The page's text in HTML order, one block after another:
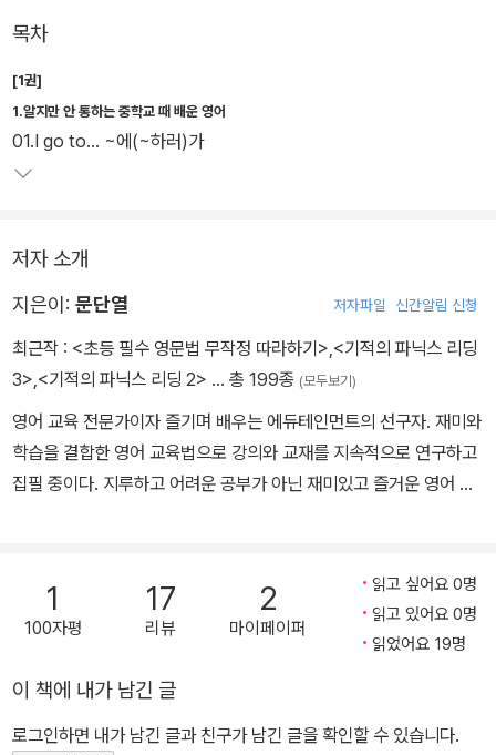
목소리로 핵심 회화 공식을 반복한다. 예를 들면, '아써리워z'. 이게 도
대체 뭘까?
2단계에서 바로 이 소리 덩어리의 실체를 밝힌다. 아써리워z=I thou
ght it was...=~인 줄 알았는데' 라는 것을 말이다. 소리의 축약과정
3단계에서는 이 소리 덩어리를 입에 붙이는 트레이닝으로 넘어간다.
단어 하나에서 문법 적용까지 하나하나 바꿔 가며 회화 공식 하나를
4단계에서 드디어 실전 회화문에 도전한다. 앞서 배운 표현을 활용하
여 I thought you'd come(네가 올 줄 알았지) 등의 표현을 익히는
것이다.
목차
[1권]
1.알지만 안 통하는 중학교 때 배운 영어
01.I go to... ~에(~하러)가
저자 소개
지은이: 문단열 저자파일 신간알림 신청
최근작 : <초등 필수 영문법 무작정 따라하기>,<기적의 파닉스 리딩
3>,<기적의 파닉스 리딩 2> … 총 199종 (모두보기)
영어 교육 전문가이자 즐기며 배우는 에듀테인먼트의 선구자. 재미와
학습을 결합한 영어 교육법으로 강의와 교재를 지속적으로 연구하고
집필 중이다. 지루하고 어려운 공부가 아닌 재미있고 즐거운 영어 공
1
100자평
17
리뷰
2
마이페이퍼
읽고 싶어요 0명
읽고 있어요 0명
읽었어요 19명
이 책에 내가 남긴 글
로그인하면 내가 남긴 글과 친구가 남긴 글을 확인할 수 있습니다.